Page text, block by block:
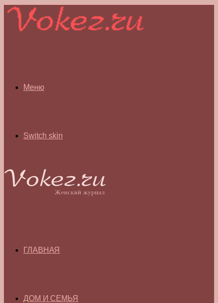
Меню
Switch skin
ГЛАВНАЯ
ДОМ И СЕМЬЯ